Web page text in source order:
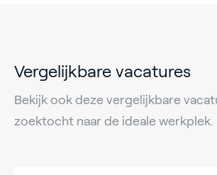
Vergelijkbare vacatures
Bekijk ook deze vergelijkbare
zoektocht naar de ideale werkplek.